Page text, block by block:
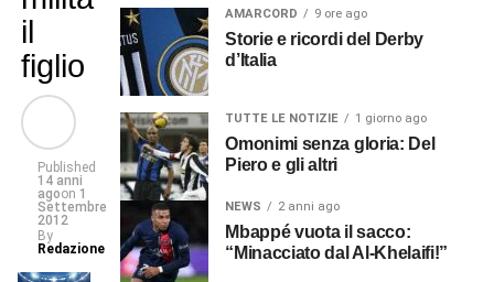
il
figlio
Published
14 anni
agoon 1
Settembre
2012
By
Redazione
AMARCORD 9 ore ago
Storie e ricordi del Derby
d’Italia
TUTTE LE NOTIZIE 1 giorno ago
Omonimi senza gloria: Del
Piero e gli altri
NEWS 2 anni ago
Mbappé vuota il sacco:
“Minacciato dal Al-Khelaifi!”